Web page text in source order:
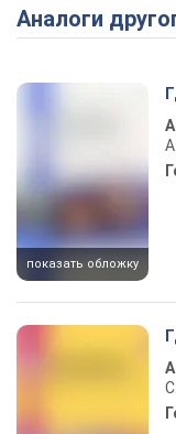
Аналоги
показать обложку